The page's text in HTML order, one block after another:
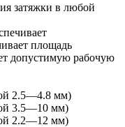
затяжки в любой
площадь
допустимую рабочую
2.5—4.8 мм)
3.5—10 мм)
2.2—12 мм)